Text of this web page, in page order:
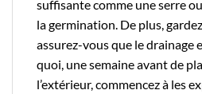
suffisante comme une serre
la germination. De plus,
assurez-vous que le drainage
quoi, une semaine avant de
l’extérieur, commencez à les